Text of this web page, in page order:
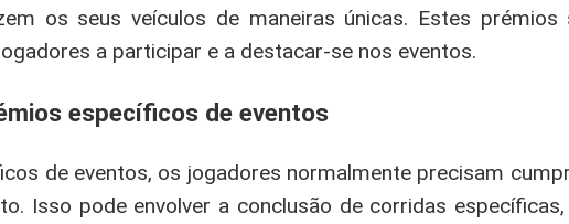
os seus veículos de maneiras únicas. Estes prémios
a participar e a destacar-se nos eventos.
específicos de eventos
de eventos, os jogadores normalmente precisam
Isso pode envolver a conclusão de corridas